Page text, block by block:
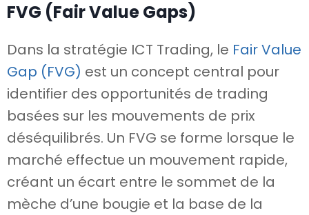
FVG (Fair Value Gaps)
Dans la stratégie ICT Trading, le Fair Value
Gap (FVG) est un concept central pour
identifier des opportunités de trading
basées sur les mouvements de prix
déséquilibrés. Un FVG se forme lorsque le
marché effectue un mouvement rapide,
créant un écart entre le sommet de la
mèche d’une bougie et la base de la